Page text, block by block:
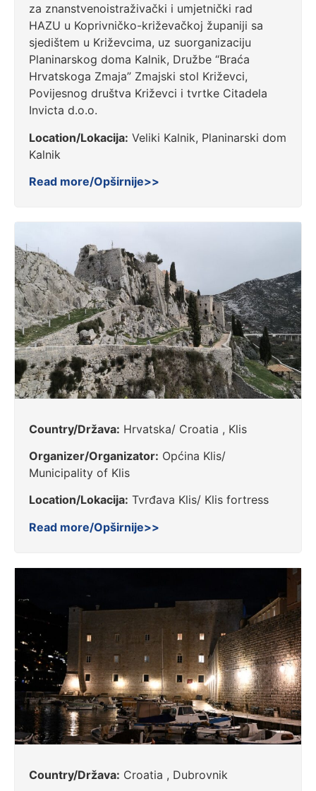
za znanstvenoistraživački i umjetnički rad
HAZU u Koprivničko-križevačkoj županiji sa
sjedištem u Križevcima, uz suorganizaciju
Planinarskog doma Kalnik, Družbe “Braća
Hrvatskoga Zmaja” Zmajski stol Križevci,
Povijesnog društva Križevci i tvrtke Citadela
Invicta d.o.o.
Location/Lokacija: Veliki Kalnik, Planinarski dom
Kalnik
Read more/Opširnije>>
Country/Država: Hrvatska/ Croatia , Klis
Organizer/Organizator: Općina Klis/
Municipality of Klis
Location/Lokacija: Tvrđava Klis/ Klis fortress
Read more/Opširnije>>
Country/Država: Croatia , Dubrovnik